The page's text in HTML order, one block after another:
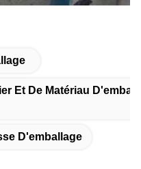
Et De Matériau
D'emballage